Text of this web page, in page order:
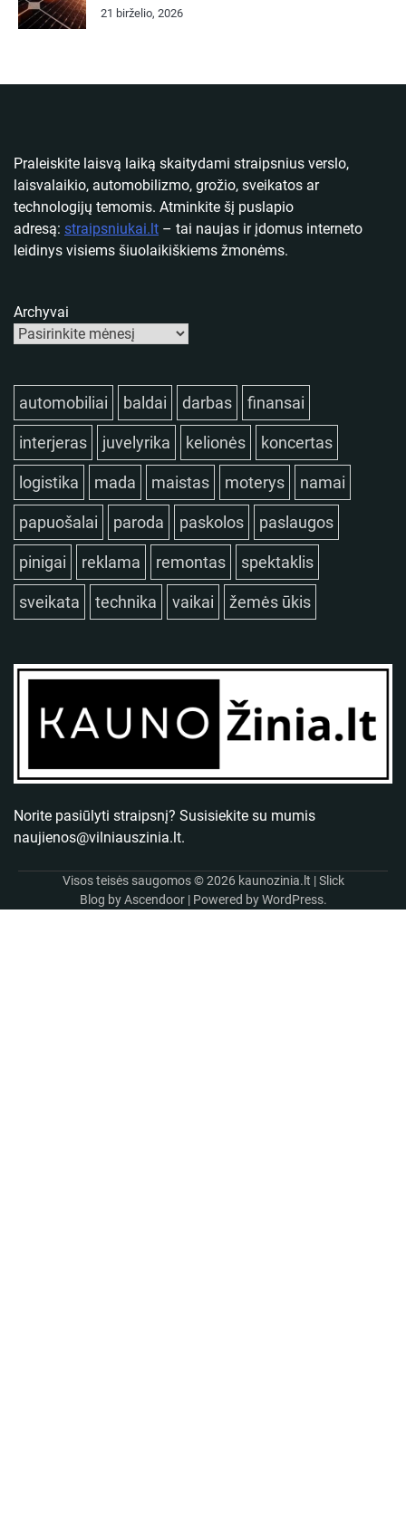
21 birželio, 2026
Praleiskite laisvą laiką skaitydami straipsnius verslo,
laisvalaikio, automobilizmo, grožio, sveikatos ar
technologijų temomis. Atminkite šį puslapio
adresą: straipsniukai.lt – tai naujas ir įdomus interneto
leidinys visiems šiuolaikiškiems žmonėms.
Archyvai
automobiliai baldai darbas finansai
interjeras juvelyrika kelionės koncertas
logistika mada maistas moterys namai
papuošalai paroda paskolos paslaugos
pinigai reklama remontas spektaklis
sveikata technika vaikai žemės ūkis
Norite pasiūlyti straipsnį? Susisiekite su mumis
naujienos@vilniauszinia.lt.
Visos teisės saugomos © 2026 kaunozinia.lt | Slick
Blog byAscendoor| Powered byWordPress.